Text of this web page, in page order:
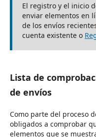
El registro y el inicio
enviar elementos en
de los envíos
cuenta existente o
Lista de
de envíos
Como parte del proceso
obligados a comprobar
elementos que se